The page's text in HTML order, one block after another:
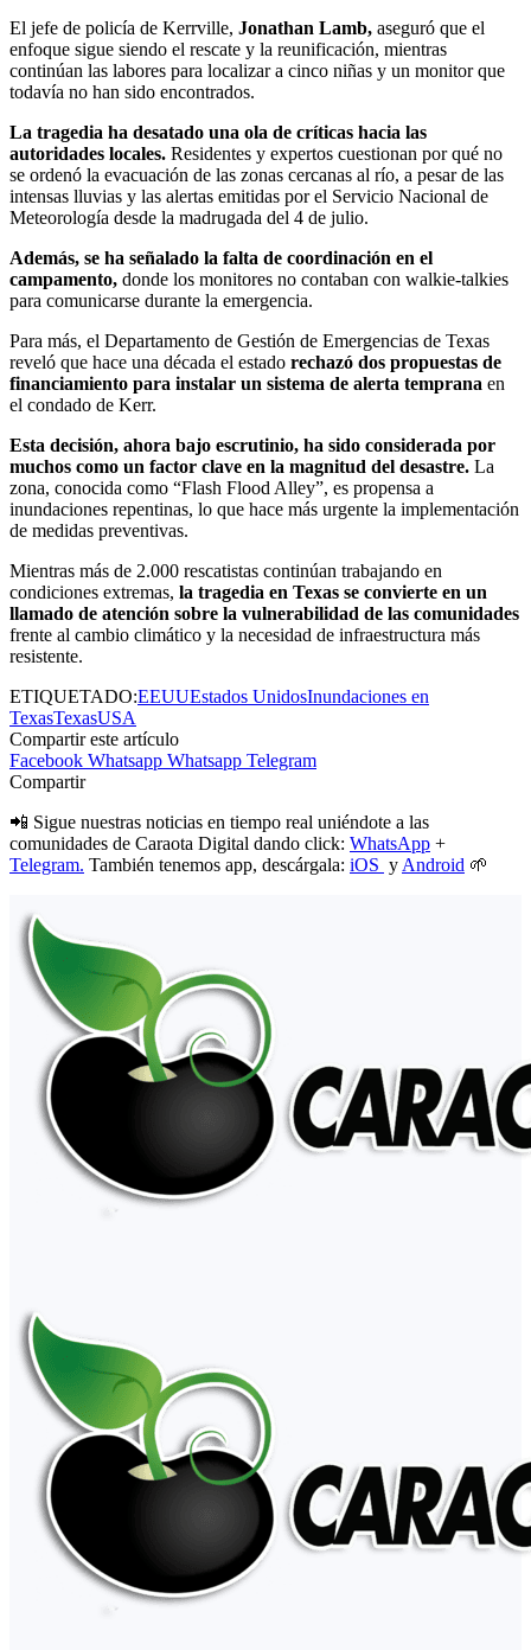
El jefe de policía de Kerrville, Jonathan Lamb, aseguró que el
enfoque sigue siendo el rescate y la reunificación, mientras
continúan las labores para localizar a cinco niñas y un monitor que
todavía no han sido encontrados.
La tragedia ha desatado una ola de críticas hacia las
autoridades locales. Residentes y expertos cuestionan por qué no
se ordenó la evacuación de las zonas cercanas al río, a pesar de las
intensas lluvias y las alertas emitidas por el Servicio Nacional de
Meteorología desde la madrugada del 4 de julio.
Además, se ha señalado la falta de coordinación en el
campamento, donde los monitores no contaban con walkie-talkies
para comunicarse durante la emergencia.
Para más, el Departamento de Gestión de Emergencias de Texas
reveló que hace una década el estado rechazó dos propuestas de
financiamiento para instalar un sistema de alerta temprana en
el condado de Kerr.
Esta decisión, ahora bajo escrutinio, ha sido considerada por
muchos como un factor clave en la magnitud del desastre. La
zona, conocida como “Flash Flood Alley”, es propensa a
inundaciones repentinas, lo que hace más urgente la implementación
de medidas preventivas.
Mientras más de 2.000 rescatistas continúan trabajando en
condiciones extremas, la tragedia en Texas se convierte en un
llamado de atención sobre la vulnerabilidad de las comunidades
frente al cambio climático y la necesidad de infraestructura más
resistente.
ETIQUETADO:EEUUEstados UnidosInundaciones en
TexasTexasUSA
Compartir este artículo
Facebook Whatsapp Whatsapp Telegram
Compartir
📲 Sigue nuestras noticias en tiempo real uniéndote a las
comunidades de Caraota Digital dando click: WhatsApp +
Telegram. También tenemos app, descárgala: iOS y Android 🌱